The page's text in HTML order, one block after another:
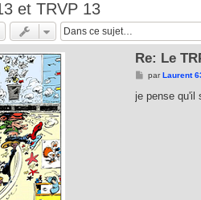
et TRVP 13
Re: Le
M
s
s
parLaurent
je pense qu'il